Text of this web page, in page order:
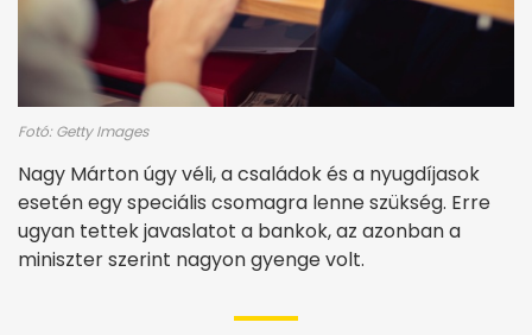
Fotó: Getty Images
Nagy Márton úgy véli, a családok és a nyugdíjasok
esetén egy speciális csomagra lenne szükség. Erre
ugyan tettek javaslatot a bankok, az azonban a
miniszter szerint nagyon gyenge volt.